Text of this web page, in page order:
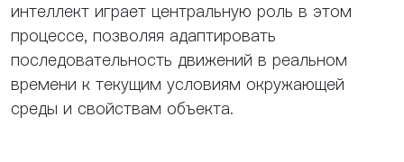
интеллект играет центральную роль в этом
процессе, позволяя адаптировать
последовательность движений в реальном
времени к текущим условиям окружающей
среды и свойствам объекта.